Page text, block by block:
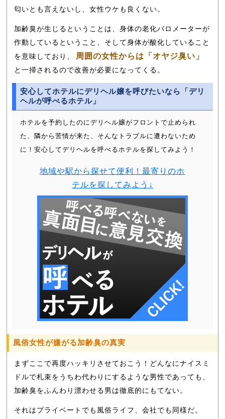
匂いとも言えないし、女性ウケも良くない。
加齢臭が生じるということは、身体の老化バロメーターが
作動しているということ、そして身体が酸化していること
を意味しており、
周囲の女性からは「オヤジ臭い」
と一掃されるので改善が必要になってくる。
安心してホテルにデリヘル嬢を呼びたいなら「デリ
ヘルが呼べるホテル」
ホテルを予約したのにデリヘル嬢がフロントで止められ
た、隣から苦情が来た、そんなトラブルに遭わないため
に！安心してデリヘルを呼べるホテルを探してみよう！
地域や駅から探せて便利！最寄りのホ
テルを探してみよう↓
風俗女性が嫌がる加齢臭の真実
まずここで再度ハッキリさせておこう！どんなにナイスミ
ドルで札束をうちわ代わりにするような男性であっても、
加齢臭をふんわり漂わせる男は徹底的にもてない。
それはプライベートでも風俗ライフ、会社でも同様だ。